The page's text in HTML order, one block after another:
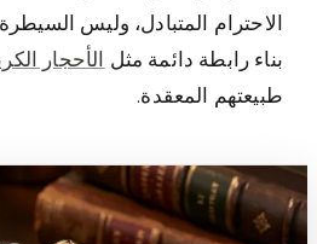
الاحترام المتبادل، وليس
بناء رابطة دائمة مثل الأحجار
طبيعتهم المعقدة.